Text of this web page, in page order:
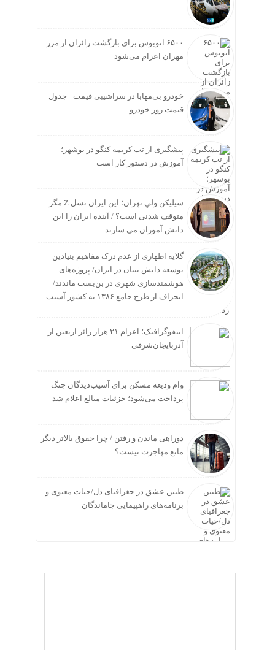
۶۵۰۰ اتوبوس برای بازگشت زائران از مرز
مهران اعزام می‌شود
خودرو بی‌مهابا در سراشیبی قیمت+ جدول
قیمت روز خودرو
پیشگیری از تب کریمه کنگو در بوشهر؛
آموزش در دستور کار است
سیلیکن ولیِ تهران؛ این ایران نسل Z مگر
متوقف شدنی است؟ / آینده ایران را این
دانش آموزان می سازند
گلایه اطهاری از عدم درک مفاهیم بنیادین
توسعه دانش بنیان در ایران/ پروژه‌های
هوشمندسازی شهری در بن‌بست ماندند/
انحراف از طرح جامع ۱۳۸۶ به کشور آسیب
زد
اینفوگرافیک؛ اعزام ۲۱ هزار زائر اربعین از
آذربایجان‌شرقی
وام ودیعه مسکن برای آسیب‌دیدگان جنگ
پرداخت می‌شود؛ جزئیات مبالغ اعلام شد
دوراهی ماندن و رفتن / چرا حقوق بالاتر دیگر
مانع مهاجرت نیست؟
طنین عشق در جغرافیای دل/حیات معنوی و
برنامه‌های راهپیمایی جاماندگان